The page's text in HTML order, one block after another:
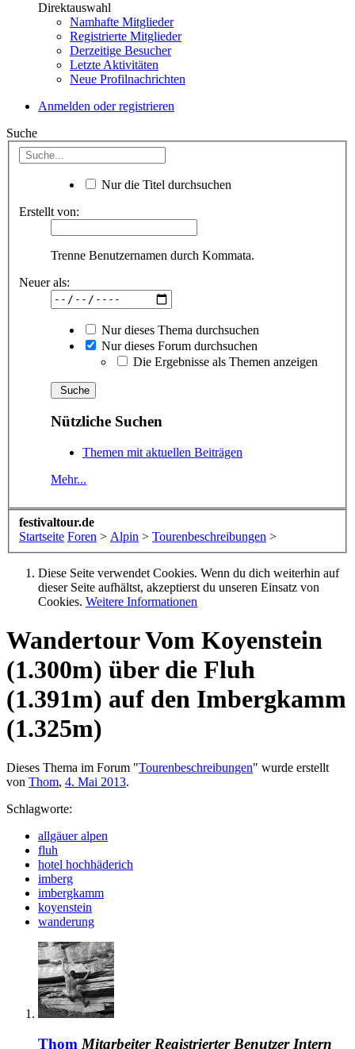
Direktauswahl
Namhafte Mitglieder
Registrierte Mitglieder
Derzeitige Besucher
Letzte Aktivitäten
Neue Profilnachrichten
Anmelden oder registrieren
Suche
Nur die Titel durchsuchen
Erstellt von:
Trenne Benutzernamen durch Kommata.
Neuer als:
Nur dieses Thema durchsuchen
Nur dieses Forum durchsuchen
Die Ergebnisse als Themen anzeigen
Nützliche Suchen
Themen mit aktuellen Beiträgen
Mehr...
festivaltour.de
Startseite Foren > Alpin > Tourenbeschreibungen >
Diese Seite verwendet Cookies. Wenn du dich weiterhin auf
dieser Seite aufhältst, akzeptierst du unseren Einsatz von
Cookies. Weitere Informationen
WandertourVom Koyenstein
(1.300m) über die Fluh
(1.391m) auf den Imbergkamm
(1.325m)
Dieses Thema im Forum "Tourenbeschreibungen" wurde erstellt
von Thom, 4. Mai 2013.
Schlagworte:
allgäuer alpen
fluh
hotel hochhäderich
imberg
imbergkamm
koyenstein
wanderung
Thom Mitarbeiter Registrierter Benutzer Intern